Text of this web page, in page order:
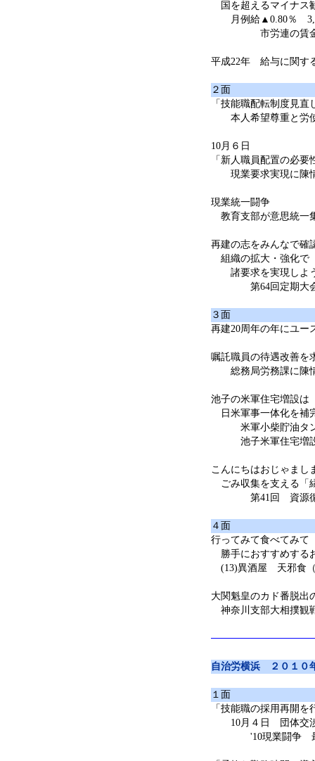
国を超えるマイナス
月例給▲0.80％
市労連の賃金確定
平成22年 給与に関す
２面
「技能職配転制度見
本人希望尊重と労
10月６日
「新人職員配置の必要
現業要求実現に陳
現業統一闘争
教育支部が意思統一
再建の志をみんなで確
組織の拡大・強化で
諸要求を実現しよ
第64回定期大会
３面
再建20周年の年にユー
嘱託職員の待遇改善を
総務局労務課に陳
池子の米軍住宅増設は
日米軍事一体化を補
米軍小柴貯油タン
池子米軍住宅増設
こんにちはおじゃまし
ごみ収集を支える「
第41回 資源循
４面
行ってみて食べてみて
勝手におすすめする
(13)異酒屋 天邪食（
大関魁皇のカド番脱出
神奈川支部大相撲観
自治労横浜 ２０１０
１面
「技能職の採用再開
10月４日 団体交
'10現業闘争 最